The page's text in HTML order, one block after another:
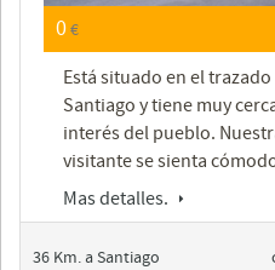
0€
Está situado en el
Santiago y tiene muy
interés del pueblo.
visitante se sienta
Mas detalles.
36 Km. a Santiago